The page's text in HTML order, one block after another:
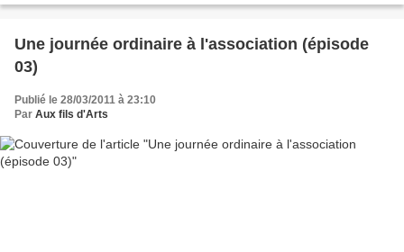
Une journée ordinaire à l'association (épisode
03)
Publié le 28/03/2011 à 23:10
Par Aux fils d'Arts